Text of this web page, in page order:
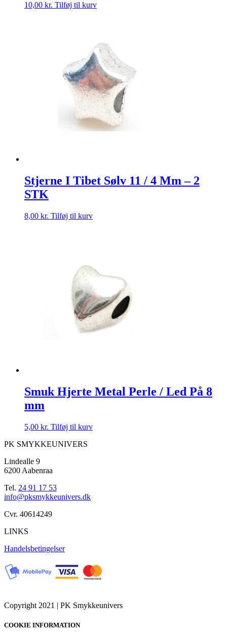
10,00 kr. Tilføj til kurv
Stjerne I Tibet Sølv 11 / 4 Mm – 2
STK
8,00 kr. Tilføj til kurv
Smuk Hjerte Metal Perle / Led På 8
mm
5,00 kr. Tilføj til kurv
PK SMYKKEUNIVERS
Lindealle 9
6200 Aabenraa
Tel. 24 91 17 53
info@pksmykkeunivers.dk
Cvr. 40614249
LINKS
Handelsbetingelser
Copyright 2021 | PK Smykkeunivers
COOKIE INFORMATION